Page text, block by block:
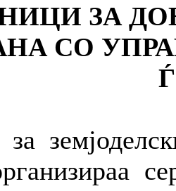
ЗА
СО
за